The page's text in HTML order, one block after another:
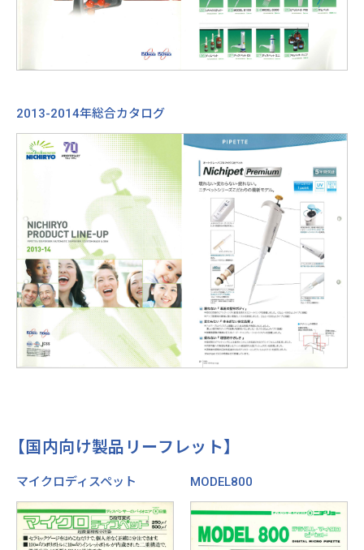
2013-2014年総合カタログ
【国内向け製品リーフレット】
マイクロディスペット MODEL800